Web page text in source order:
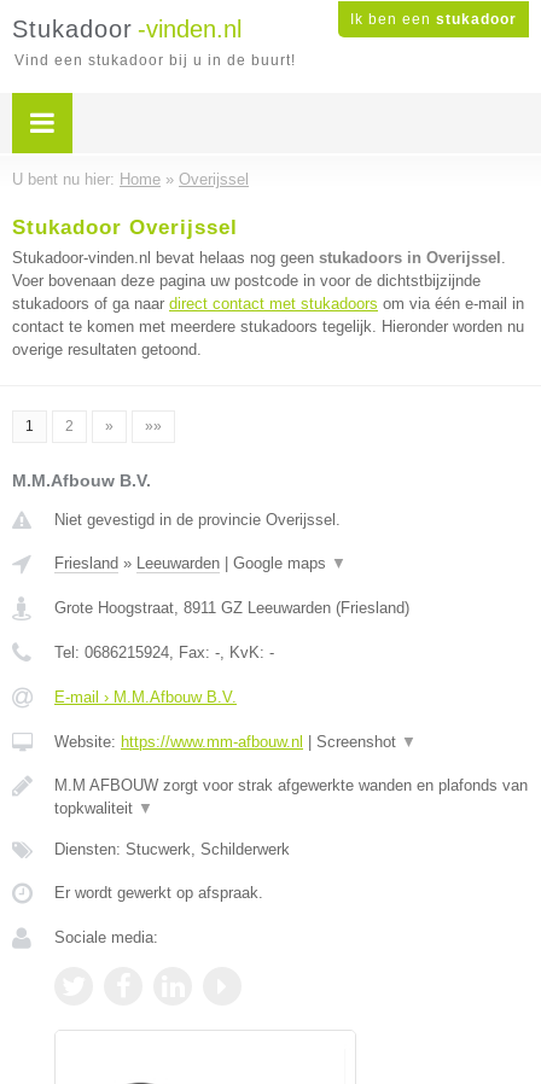
Ik ben een stukadoor
Stukadoor -vinden.nl
Vind een stukadoor bij u in de buurt!
U bent nu hier: Home » Overijssel
Stukadoor Overijssel
Stukadoor-vinden.nl bevat helaas nog geen stukadoors in Overijssel .
Voer bovenaan deze pagina uw postcode in voor de dichtstbijzijnde
stukadoors of ga naar direct contact met stukadoors om via één e-mail in
contact te komen met meerdere stukadoors tegelijk. Hieronder worden nu
overige resultaten getoond.
1 2 » »»
M.M.Afbouw B.V.
Niet gevestigd in de provincie Overijssel.
Friesland » Leeuwarden Google maps ▼
Grote Hoogstraat, 8911 GZ Leeuwarden (Friesland)
Tel: 0686215924, Fax: -, KvK: -
E-mail › M.M.Afbouw B.V.
Website: https://www.mm-afbouw.nl Screenshot ▼
M.M AFBOUW zorgt voor strak afgewerkte wanden en plafonds van
topkwaliteit ▼
Diensten: Stucwerk, Schilderwerk
Er wordt gewerkt op afspraak.
Sociale media: